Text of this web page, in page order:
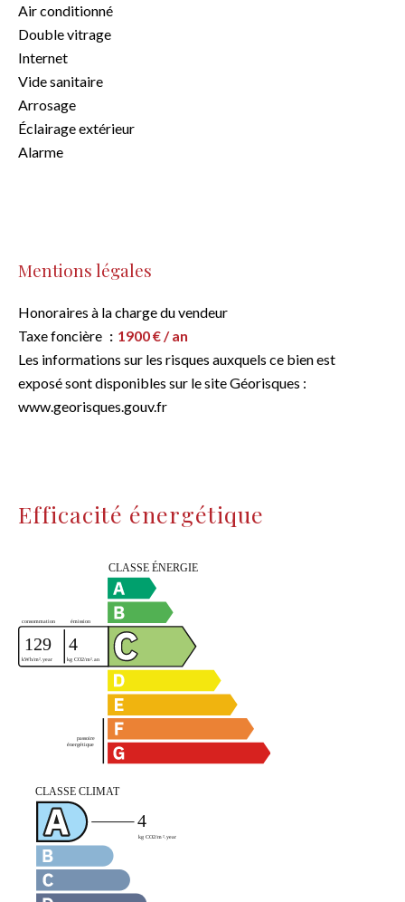
Air conditionné
Double vitrage
Internet
Vide sanitaire
Arrosage
Éclairage extérieur
Alarme
Mentions légales
Honoraires à la charge du vendeur
Taxe foncière
1900 € / an
Les informations sur les risques auxquels ce bien est
exposé sont disponibles sur le site Géorisques :
www.georisques.gouv.fr
Efficacité énergétique